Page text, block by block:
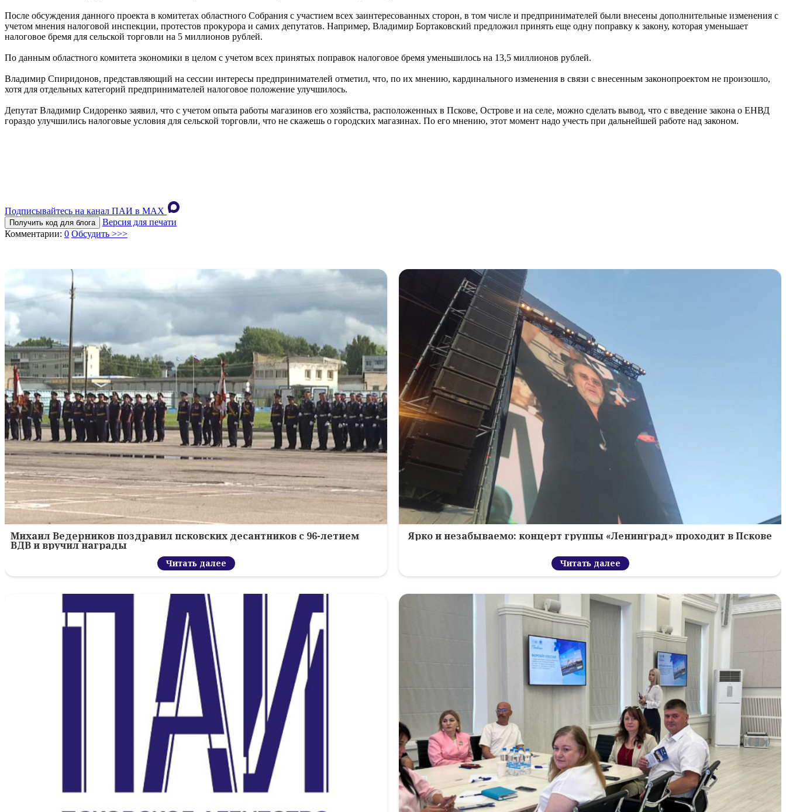
После обсуждения данного проекта в комитетах областного Собрания с участием всех заинтересованных сторон, в том числе и предпринимателей были внесены дополнительные изменения с
учетом мнения налоговой инспекции, протестов прокурора и самих депутатов. Например, Владимир Бортаковский предложил принять еще одну поправку к закону, которая уменьшает
налоговое бремя для сельской торговли на 5 миллионов рублей.
По данным областного комитета экономики в целом с учетом всех принятых поправок налоговое бремя уменьшилось на 13,5 миллионов рублей.
Владимир Спиридонов, представляющий на сессии интересы предпринимателей отметил, что, по их мнению, кардинального изменения в связи с внесенным законопроектом не произошло,
хотя для отдельных категорий предпринимателей налоговое положение улучшилось.
Депутат Владимир Сидоренко заявил, что с учетом опыта работы магазинов его хозяйства, расположенных в Пскове, Острове и на селе, можно сделать вывод, что с введение закона о ЕНВД
гораздо улучшились налоговые условия для сельской торговли, что не скажешь о городских магазинах. По его мнению, этот момент надо учесть при дальнейшей работе над законом.
Подписывайтесь на канал ПАИ в MAХ
Получить код для блога
Версия для печати
Комментарии: 0 Обсудить >>>
Михаил Ведерников поздравил псковских десантников с 96-летием
ВДВ и вручил награды
Читать далее
Ярко и незабываемо: концерт группы «Ленинград» проходит в Пскове
Читать далее